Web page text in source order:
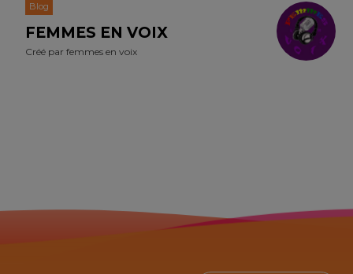
Blog
FEMMES EN VOIX
Créé parfemmes en voix